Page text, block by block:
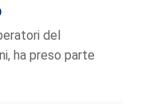
del
ha preso parte